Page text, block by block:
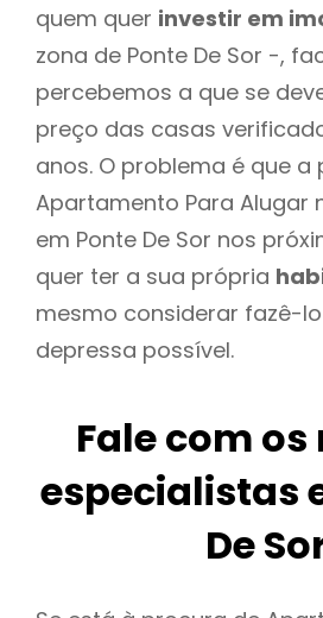
quem quer investir em
zona de Ponte De Sor -,
percebemos a que se
preço das casas
anos. O problema é que a
Apartamento Para Alugar
em Ponte De Sor nos
quer ter a sua própria
mesmo considerar fazê-
depressa possível.
Fale com os
especialistas
De